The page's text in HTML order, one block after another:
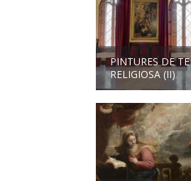
PINTURES DE
RELIGIOSA (II)